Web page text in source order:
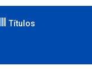
Títulos